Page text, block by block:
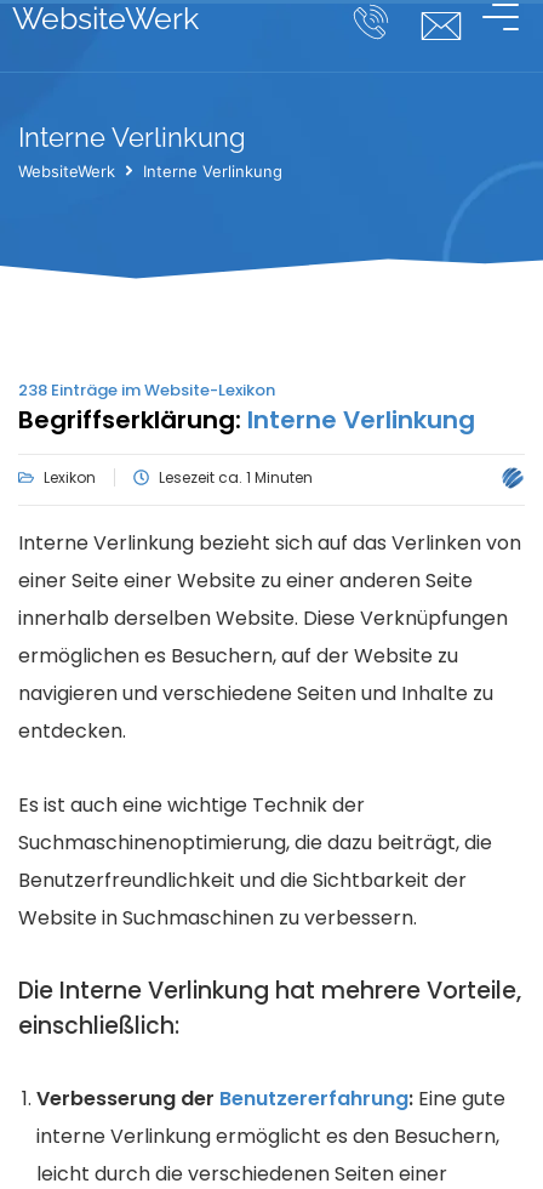
WebsiteWerk
Interne Verlinkung
WebsiteWerk Interne Verlinkung
238 Einträge im Website-Lexikon
Begriffserklärung: Interne Verlinkung
Lexikon Lesezeit ca. 1 Minuten
Interne Verlinkung bezieht sich auf das Verlinken von
einer Seite einer Website zu einer anderen Seite
innerhalb derselben Website. Diese Verknüpfungen
ermöglichen es Besuchern, auf der Website zu
navigieren und verschiedene Seiten und Inhalte zu
entdecken.
Es ist auch eine wichtige Technik der
Suchmaschinenoptimierung, die dazu beiträgt, die
Benutzerfreundlichkeit und die Sichtbarkeit der
Website in Suchmaschinen zu verbessern.
Die Interne Verlinkung hat mehrere Vorteile,
einschließlich:
Verbesserung der Benutzererfahrung: Eine gute
interne Verlinkung ermöglicht es den Besuchern,
leicht durch die verschiedenen Seiten einer